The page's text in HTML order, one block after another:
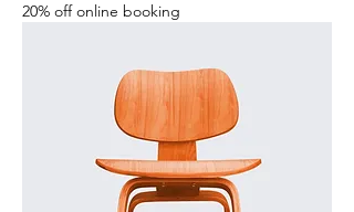
20% off online booking